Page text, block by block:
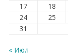
17
18
24
25
31
« Июл